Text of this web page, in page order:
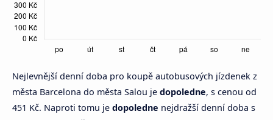
Nejlevnější denní doba pro koupě autobusových jízdenek z
města Barcelona do města Salou je dopoledne, s cenou od
451 Kč. Naproti tomu je dopoledne nejdražší denní doba s